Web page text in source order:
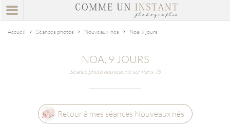
Accueil Séances photos Nouveaux-nés Noa, 9 jours
NOA, 9 JOURS
Séance photo nouveau né sur Paris 75
Retour à mes séances Nouveaux nés